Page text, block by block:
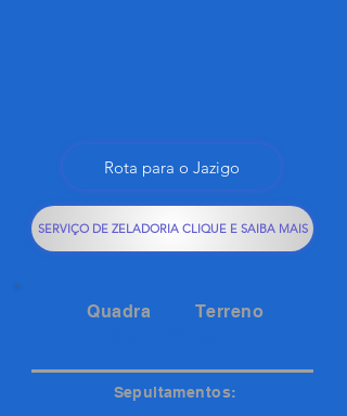
Rota para o Jazigo
SERVIÇO DE ZELADORIA CLIQUE E SAIBA MAIS
Quadra Terreno
Sepultamentos: